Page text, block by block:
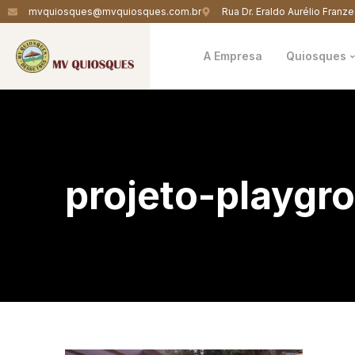
mvquiosques@mvquiosques.com.br Rua Dr. Eraldo Aurélio
A Empresa Quiosques
projeto-